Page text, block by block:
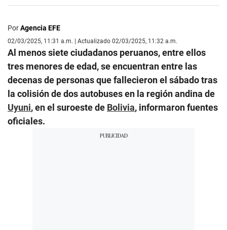
PorAgencia EFE
02/03/2025, 11:31 a.m. | Actualizado 02/03/2025, 11:32 a.m.
Al menos siete ciudadanos peruanos, entre ellos
tres menores de edad, se encuentran entre las
decenas de personas que fallecieron el sábado tras
la colisión de dos autobuses en la región andina de
Uyuni, en el suroeste de Bolivia, informaron fuentes
oficiales.